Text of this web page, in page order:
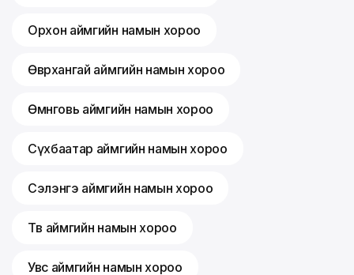
Орхон аймгийн намын хороо
Өвөрхангай аймгийн намын хороо
Өмнөговь аймгийн намын хороо
Сүхбаатар аймгийн намын хороо
Сэлэнгэ аймгийн намын хороо
Төв аймгийн намын хороо
Увс аймгийн намын хороо